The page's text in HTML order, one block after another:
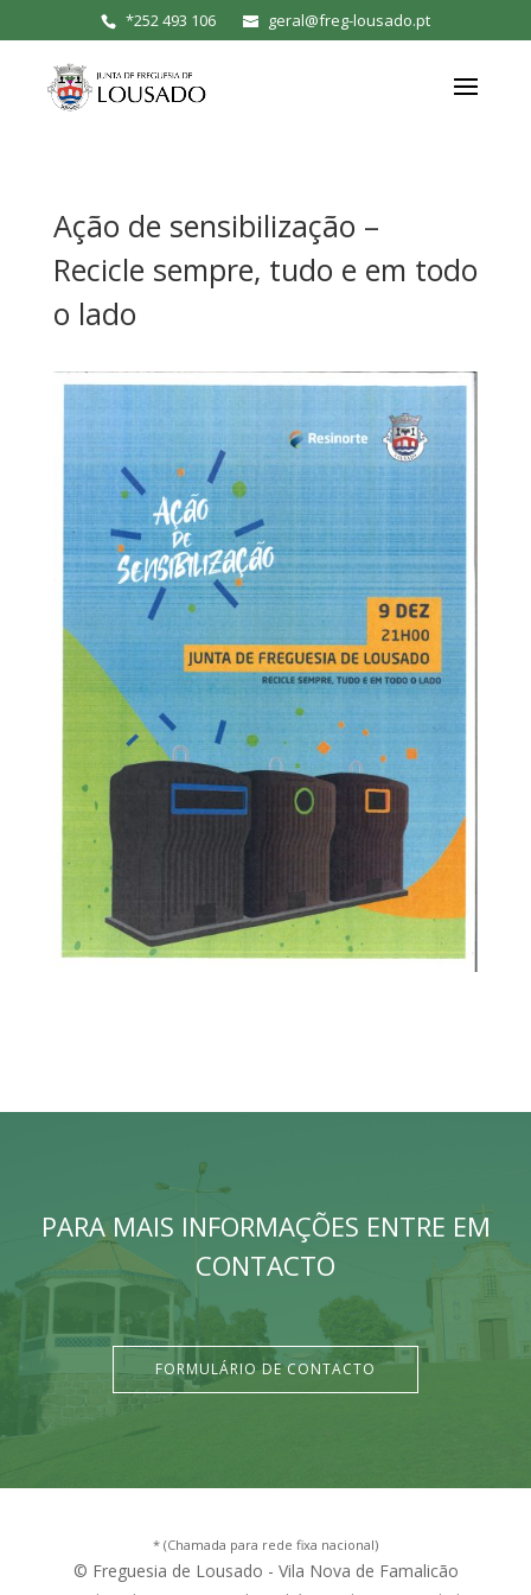
*252 493 106 geral@freg-lousado.pt
Ação de sensibilização –
Recicle sempre, tudo e em todo
o lado
PARA MAIS INFORMAÇÕES ENTRE EM
CONTACTO
FORMULÁRIO DE CONTACTO
* (Chamada para rede fixa nacional)
© Freguesia de Lousado - Vila Nova de Famalicão